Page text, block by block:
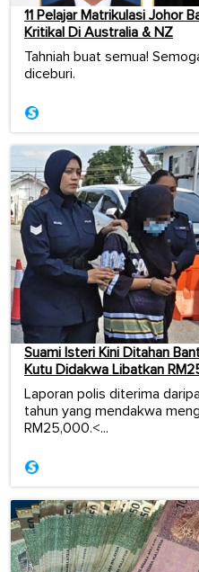
11 Pelajar Matrikulasi Johor
Kritikal Di Australia & NZ
Tahniah buat semua!
diceburi.
Suami Isteri Kini Ditahan
Kutu Didakwa Libatkan
Laporan polis diterima
tahun yang mendakwa
RM25,000.<...